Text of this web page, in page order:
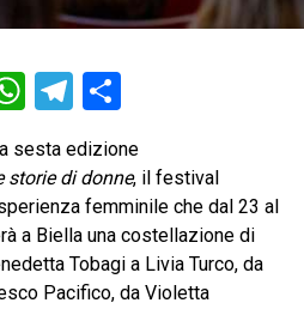
WhatsApp
Telegram
sesta edizione
storie di donne, il festival
femminile che dal 23 al
a Biella una costellazione di
Tobagi a Livia Turco, da
Pacifico, da Violetta